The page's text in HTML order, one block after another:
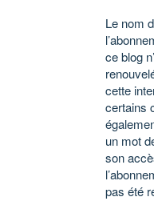
Le nom
ce blog
cette
certains
un mot
son
pas été